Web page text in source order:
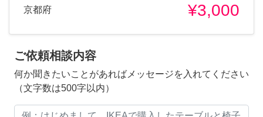
京都府 ¥3,000
ご依頼相談内容
何か聞きたいことがあればメッセージを入れてください
（文字数は500字以内）